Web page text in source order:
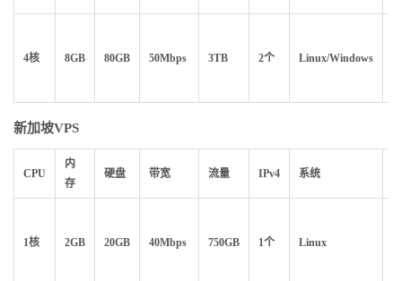
4核 8GB 80GB 50Mbps 3TB 2个 Linux/Windows
新加坡VPS
CPU
内
存
硬盘 带宽 流量 IPv4 系统
1核 2GB 20GB 40Mbps 750GB 1个 Linux